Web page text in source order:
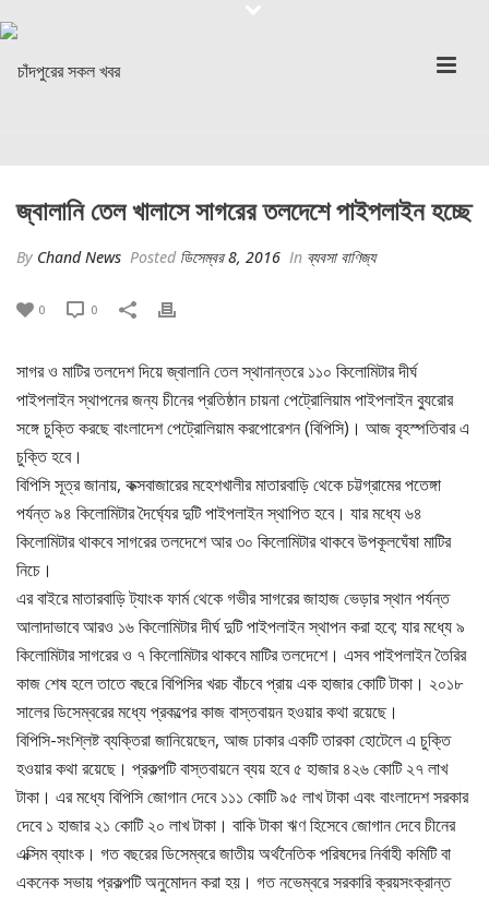
জ্বালানি তেল খালাসে সাগরের তলদেশে পাইপলাইন হচ্ছে
By Chand News Posted ডিসেম্বর 8, 2016 In ব্যবসা বাণিজ্য
0 0
সাগর ও মাটির তলদেশ দিয়ে জ্বালানি তেল স্থানান্তরে ১১০ কিলোমিটার দীর্ঘ
পাইপলাইন স্থাপনের জন্য চীনের প্রতিষ্ঠান চায়না পেট্রোলিয়াম পাইপলাইন ব্যুরোর
সঙ্গে চুক্তি করছে বাংলাদেশ পেট্রোলিয়াম করপোরেশন (বিপিসি)। আজ বৃহস্পতিবার এ
চুক্তি হবে।
বিপিসি সূত্র জানায়, কক্সবাজারের মহেশখালীর মাতারবাড়ি থেকে চট্টগ্রামের পতেঙ্গা
পর্যন্ত ৯৪ কিলোমিটার দৈর্ঘ্যের দুটি পাইপলাইন স্থাপিত হবে। যার মধ্যে ৬৪
কিলোমিটার থাকবে সাগরের তলদেশে আর ৩০ কিলোমিটার থাকবে উপকূলঘেঁষা মাটির
নিচে।
এর বাইরে মাতারবাড়ি ট্যাংক ফার্ম থেকে গভীর সাগরের জাহাজ ভেড়ার স্থান পর্যন্ত
আলাদাভাবে আরও ১৬ কিলোমিটার দীর্ঘ দুটি পাইপলাইন স্থাপন করা হবে; যার মধ্যে ৯
কিলোমিটার সাগরের ও ৭ কিলোমিটার থাকবে মাটির তলদেশে। এসব পাইপলাইন তৈরির
কাজ শেষ হলে তাতে বছরে বিপিসির খরচ বাঁচবে প্রায় এক হাজার কোটি টাকা। ২০১৮
সালের ডিসেম্বরের মধ্যে প্রকল্পের কাজ বাস্তবায়ন হওয়ার কথা রয়েছে।
বিপিসি-সংশ্লিষ্ট ব্যক্তিরা জানিয়েছেন, আজ ঢাকার একটি তারকা হোটেলে এ চুক্তি
হওয়ার কথা রয়েছে। প্রকল্পটি বাস্তবায়নে ব্যয় হবে ৫ হাজার ৪২৬ কোটি ২৭ লাখ
টাকা। এর মধ্যে বিপিসি জোগান দেবে ১১১ কোটি ৯৫ লাখ টাকা এবং বাংলাদেশ সরকার
দেবে ১ হাজার ২১ কোটি ২০ লাখ টাকা। বাকি টাকা ঋণ হিসেবে জোগান দেবে চীনের
এক্সিম ব্যাংক। গত বছরের ডিসেম্বরে জাতীয় অর্থনৈতিক পরিষদের নির্বাহী কমিটি বা
একনেক সভায় প্রকল্পটি অনুমোদন করা হয়। গত নভেম্বরে সরকারি ক্রয়সংক্রান্ত